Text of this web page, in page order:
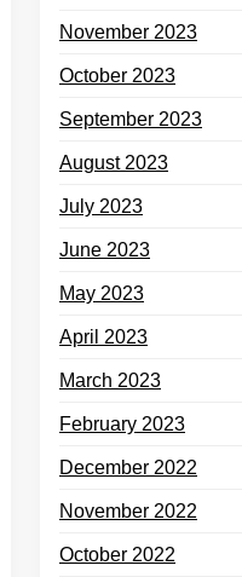
November 2023
October 2023
September 2023
August 2023
July 2023
June 2023
May 2023
April 2023
March 2023
February 2023
December 2022
November 2022
October 2022